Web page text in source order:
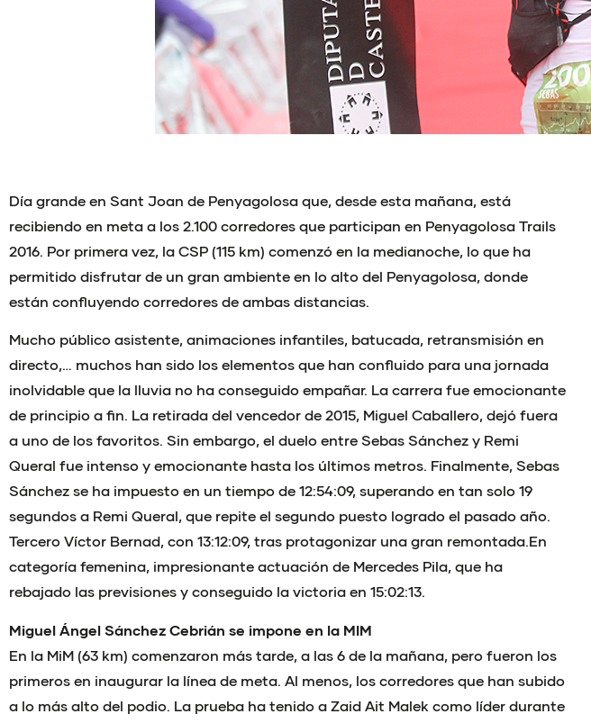
Día grande en Sant Joan de Penyagolosa que, desde esta mañana, está
recibiendo en meta a los 2.100 corredores que participan en Penyagolosa Trails
2016. Por primera vez, la CSP (115 km) comenzó en la medianoche, lo que ha
permitido disfrutar de un gran ambiente en lo alto del Penyagolosa, donde
están confluyendo corredores de ambas distancias.
Mucho público asistente, animaciones infantiles, batucada, retransmisión en
directo,… muchos han sido los elementos que han confluido para una jornada
inolvidable que la lluvia no ha conseguido empañar. La carrera fue emocionante
de principio a fin. La retirada del vencedor de 2015, Miguel Caballero, dejó fuera
a uno de los favoritos. Sin embargo, el duelo entre Sebas Sánchez y Remi
Queral fue intenso y emocionante hasta los últimos metros. Finalmente, Sebas
Sánchez se ha impuesto en un tiempo de 12:54:09, superando en tan solo 19
segundos a Remi Queral, que repite el segundo puesto logrado el pasado año.
Tercero Víctor Bernad, con 13:12:09, tras protagonizar una gran remontada.En
categoría femenina, impresionante actuación de Mercedes Pila, que ha
rebajado las previsiones y conseguido la victoria en 15:02:13.
Miguel Ángel Sánchez Cebrián se impone en la MIM
En la MiM (63 km) comenzaron más tarde, a las 6 de la mañana, pero fueron los
primeros en inaugurar la línea de meta. Al menos, los corredores que han subido
a lo más alto del podio. La prueba ha tenido a Zaid Ait Malek como líder durante